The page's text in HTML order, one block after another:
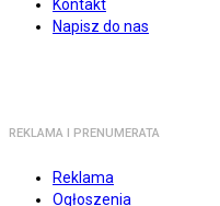
Kontakt
Napisz do nas
REKLAMA I PRENUMERATA
Reklama
Ogłoszenia